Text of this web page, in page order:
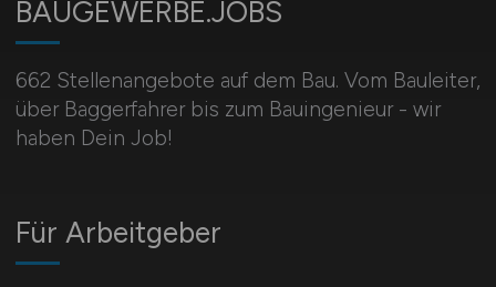
BAUGEWERBE.JOBS
662 Stellenangebote auf dem Bau. Vom Bauleiter,
über Baggerfahrer bis zum Bauingenieur - wir
haben Dein Job!
Für Arbeitgeber